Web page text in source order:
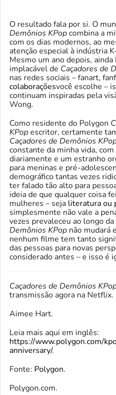
O resultado fala por si. O
Demônios KPopcombina a
com os dias modernos, ao
atenção especial à indústria
Mesmo um ano depois,
implacável de Caçadores de
nas redes sociais – fanart,
colaboraçõesvocê escolhe –
continuam inspiradas pela
Wong.
Como residente do Polygon
KPopescritor, certamente
Caçadores de Demônios
constante da minha vida,
diariamente e um estranho
para meninas e pré-
demográfico tantas vezes
ter falado tão alto para
ideia de que qualquer coisa
mulheres – seja literatura ou
simplesmente não vale a
vezes prevaleceu ao longo
Demônios KPop não mudará
nenhum filme tem tanto
das pessoas para novas
considerado antes – e isso é
Caçadores de Demônios
transmissão agora na Netflix.
Aimee Hart.
Leia mais aqui em inglês:
https://www.polygon.com/
anniversary/.
Fonte: Polygon.
Polygon.com.